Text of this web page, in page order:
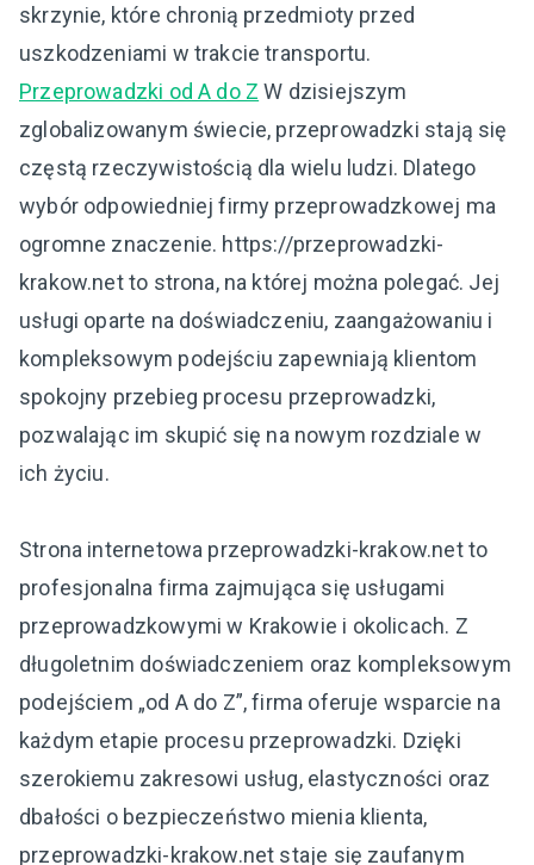
skrzynie, które chronią przedmioty przed
uszkodzeniami w trakcie transportu.
Przeprowadzki od A do Z W dzisiejszym
zglobalizowanym świecie, przeprowadzki stają się
częstą rzeczywistością dla wielu ludzi. Dlatego
wybór odpowiedniej firmy przeprowadzkowej ma
ogromne znaczenie. https://przeprowadzki-
krakow.net to strona, na której można polegać. Jej
usługi oparte na doświadczeniu, zaangażowaniu i
kompleksowym podejściu zapewniają klientom
spokojny przebieg procesu przeprowadzki,
pozwalając im skupić się na nowym rozdziale w
ich życiu.
Strona internetowa przeprowadzki-krakow.net to
profesjonalna firma zajmująca się usługami
przeprowadzkowymi w Krakowie i okolicach. Z
długoletnim doświadczeniem oraz kompleksowym
podejściem „od A do Z”, firma oferuje wsparcie na
każdym etapie procesu przeprowadzki. Dzięki
szerokiemu zakresowi usług, elastyczności oraz
dbałości o bezpieczeństwo mienia klienta,
przeprowadzki-krakow.net staje się zaufanym